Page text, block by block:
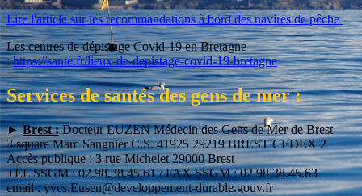
Lire l'article sur les recommandations à bord des navires de pêche
Les centres de dépistage Covid-19 en Bretagne
:https://sante.fr/lieux-de-depistage-covid-19-bretagne
Services de santés des gens de mer :
►Brest :Docteur EUZEN Médecin des Gens de Mer de Brest
3 square Marc Sangnier C.S. 41925 29219 BREST CEDEX 2
Accès publique : 3 rue Michelet 29000 Brest
TEL SSGM : 02.98.38.45.61 / FAX SSGM : 02.98.38.45.63
email : yves.Eusen@developpement-durable.gouv.fr